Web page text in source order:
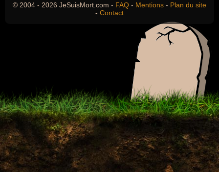
© 2004 - 2026 JeSuisMort.com - FAQ - Mentions - Plan du site
- Contact